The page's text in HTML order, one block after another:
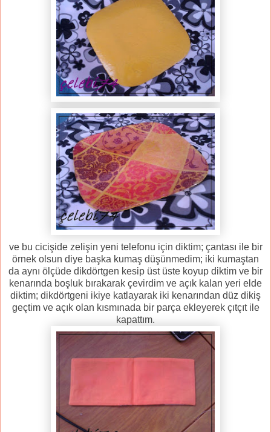
ve bu cicişide zelişin yeni telefonu için diktim; çantası ile bir
örnek olsun diye başka kumaş düşünmedim; iki kumaştan
da aynı ölçüde dikdörtgen kesip üst üste koyup diktim ve bir
kenarında boşluk bırakarak çevirdim ve açık kalan yeri elde
diktim; dikdörtgeni ikiye katlayarak iki kenarından düz dikiş
geçtim ve açık olan kısmınada bir parça ekleyerek çıtçıt ile
kapattım.